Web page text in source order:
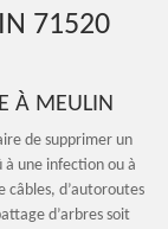
71520
À MEULIN
de supprimer un
à une infection ou à
câbles, d’autoroutes
d’arbres soit